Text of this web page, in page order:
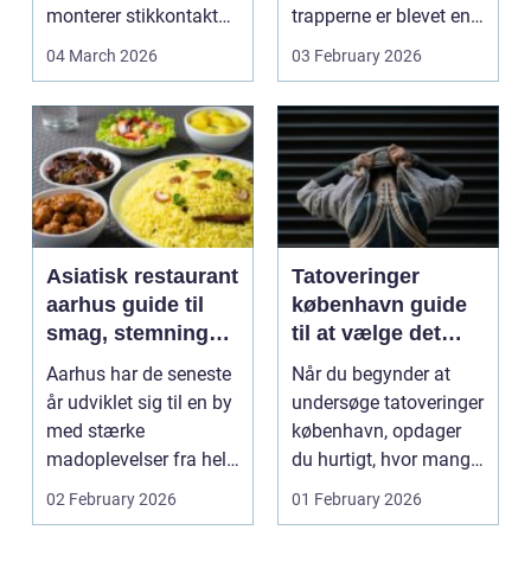
monterer stikkontakter.
Korrekt e...
04 March 2026
trapperne er blevet en
udfordring. ...
03 February 2026
Asiatisk restaurant
aarhus guide til
smag, stemning
og gode
oplevelser
Aarhus har de seneste
år udviklet sig til en by
med stærke
madoplevelser fra hele
verden. Asiatisk k...
02 February 2026
Tatoveringer
københavn guide
til at vælge det
rigtige studie
Når du begynder at
undersøge tatoveringer
københavn, opdager
du hurtigt, hvor mange
valg du står ove...
01 February 2026